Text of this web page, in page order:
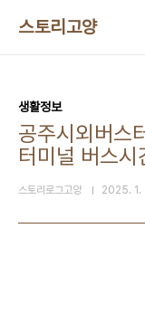
스토리고양
생활정보
공주시외버스
터미널 버스시
스토리로그고양 2025. 1.